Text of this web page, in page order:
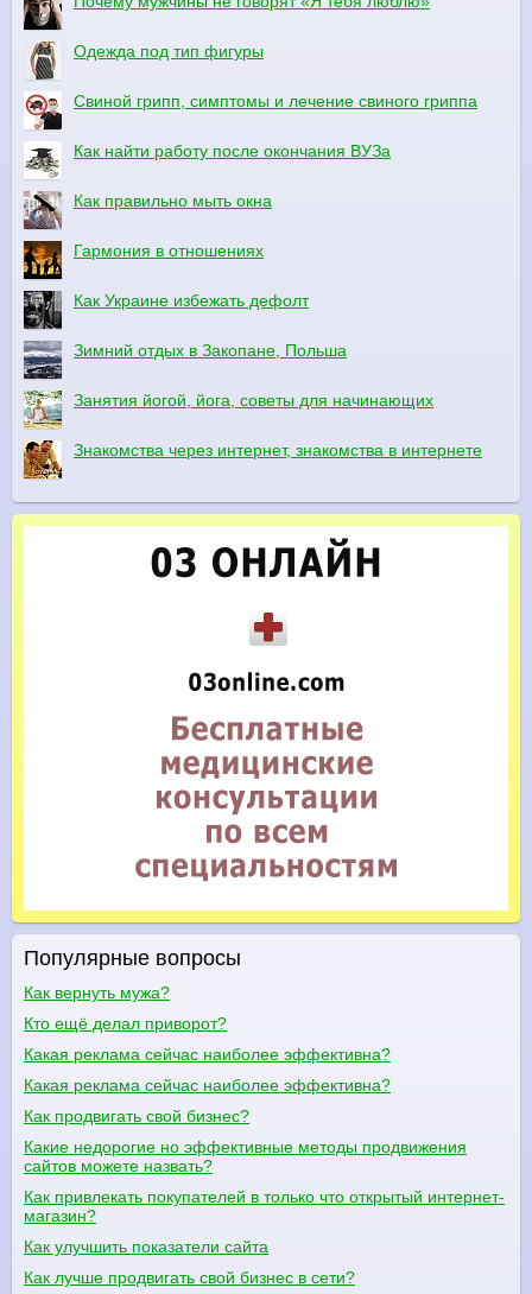
Одежда под тип фигуры
Свиной грипп, симптомы и лечение свиного гриппа
Как найти работу после окончания ВУЗа
Как правильно мыть окна
Гармония в отношениях
Как Украине избежать дефолт
Зимний отдых в Закопане, Польша
Занятия йогой, йога, советы для начинающих
Знакомства через интернет, знакомства в интернете
Популярные вопросы
Как вернуть мужа?
Кто ещё делал приворот?
Какая реклама сейчас наиболее эффективна?
Какая реклама сейчас наиболее эффективна?
Как продвигать свой бизнес?
Какие недорогие но эффективные методы продвижения
сайтов можете назвать?
Как привлекать покупателей в только что открытый интернет-
магазин?
Как улучшить показатели сайта
Как лучше продвигать свой бизнес в сети?